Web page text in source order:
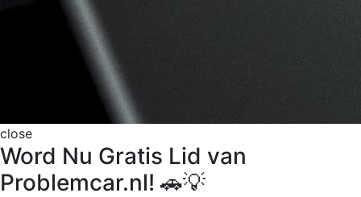
close
Word Nu Gratis Lid van
Problemcar.nl! 🚗💡